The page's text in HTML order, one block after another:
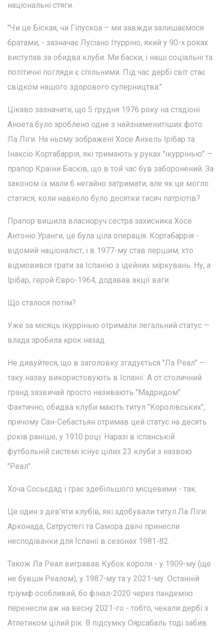
національні стяги.
"Чи це Біская, чи Гіпускоа – ми завжди залишаємося
братами, - зазначає Лусіано Ітурріно, який у 90-х роках
виступав за обидва клуби. Ми баски, і наші соціальні та
політичні погляди є спільними. Під час дербі світ стає
свідком нашого здорового суперництва."
Цікаво зазначити, що 5 грудня 1976 року на стадіоні
Аноета було зроблено одне з найзнаменитіших фото
Ла Ліги. На ньому зображені Хосе Анхель Ірібар та
Інаксіо Кортабаррія, які тримають у руках "ікуррінью" —
прапор Країни Басків, що в той час був заборонений. За
законом їх мали б негайно затримати, але як це могло
статися, коли навколо було десятки тисяч патріотів?
Прапор вишила власноруч сестра захисника Хосе
Антоніо Уранги, це була ціла операція. Кортабаррія -
відомий націоналіст, і в 1977-му став першим, хто
відмовився грати за Іспанію з ідейних міркувань. Ну, а
Ірібар, герой Євро-1964, додавав акції ваги.
Що сталося потім?
Уже за місяць ікуррінью отримали легальний статус —
влада зробила крок назад.
Не дивуйтеся, що в заголовку згадується "Ла Реал" —
таку назву використовують в Іспанії. А от столичний
гранд зазвичай просто називають "Мадридом".
Фактично, обидва клуби мають титул "Королівських",
причому Сан-Себастьян отримав цей статус на десять
років раніше, у 1910 році. Наразі в іспанській
футбольній системі існує цілих 23 клуби з назвою
"Реал".
Хоча Сосьєдад і грає здебільшого місцевими - так.
Це один з дев'яти клубів, які здобували титул Ла Ліги.
Арконада, Сатрустегі та Самора двічі принесли
несподіванки для Іспанії в сезонах 1981-82.
Також Ла Реал вигравав Кубок короля - у 1909-му (ще
не бувши Реалом), у 1987-му та у 2021-му. Останній
тріумф особливий, бо фінал-2020 через пандемію
перенесли аж на весну 2021-го - тобто, чекали дербі з
Атлетиком цілий рік. В підсумку Оярсабаль тоді забив